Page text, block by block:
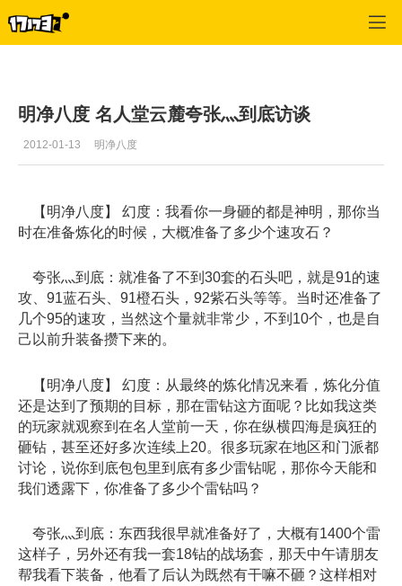
明净八度 名人堂云麓夸张灬到底访谈
2012-01-13 明净八度
【明净八度】 幻度：我看你一身砸的都是神明，那你当
时在准备炼化的时候，大概准备了多少个速攻石？
夸张灬到底：就准备了不到30套的石头吧，就是91的速
攻、91蓝石头、91橙石头，92紫石头等等。当时还准备了
几个95的速攻，当然这个量就非常少，不到10个，也是自
己以前升装备攒下来的。
【明净八度】 幻度：从最终的炼化情况来看，炼化分值
还是达到了预期的目标，那在雷钻这方面呢？比如我这类
的玩家就观察到在名人堂前一天，你在纵横四海是疯狂的
砸钻，甚至还好多次连续上20。很多玩家在地区和门派都
讨论，说你到底包包里到底有多少雷钻呢，那你今天能和
我们透露下，你准备了多少个雷钻吗？
夸张灬到底：东西我很早就准备好了，大概有1400个雷
这样子，另外还有我一套18钻的战场套，那天中午请朋友
帮我看下装备，他看了后认为既然有干嘛不砸？这样相对